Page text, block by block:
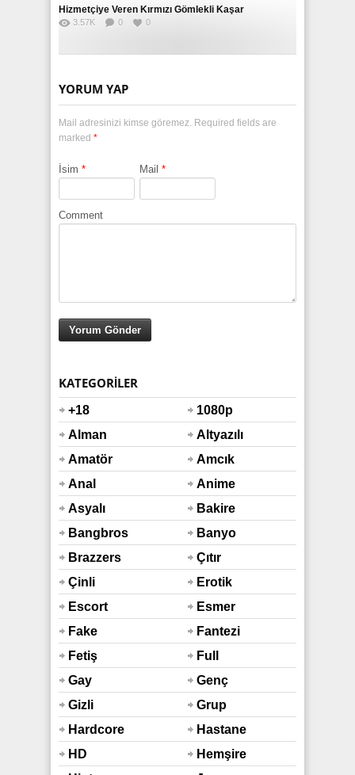
Hizmetçiye Veren Kırmızı Gömlekli Kaşar
3.57K 0 0
YORUM YAP
Mail adresinizi kimse göremez. Required fields are
marked *
İsim * Mail *
Comment
KATEGORILER
+18
1080p
Alman
Altyazılı
Amatör
Amcık
Anal
Anime
Asyalı
Bakire
Bangbros
Banyo
Duş
Brazzers
Çıtır
Çinli
Erotik
Escort
Esmer
Fake
Taxi
Araba
Fantezi
Fetiş
Full
Hd
Gay
Genç
Gizli
Çekim
Grup
Hardcore
Hastane
HD
Hemşire